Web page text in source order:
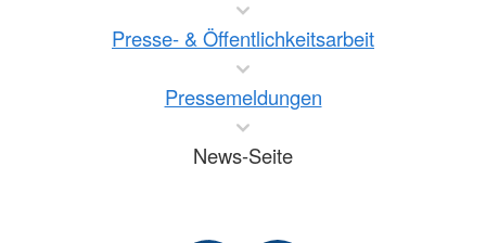
Presse- & Öffentlichkeitsarbeit
Pressemeldungen
News-Seite